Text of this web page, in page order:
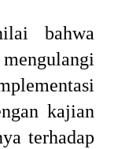
bahwa
kajian
terhadap